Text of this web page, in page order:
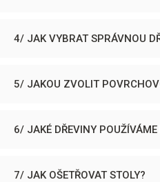
4/ JAK VYBRAT SPRÁVNOU
5/ JAKOU ZVOLIT
6/ JAKÉ DŘEVINY
7/ JAK OŠETŘOVAT STOLY?